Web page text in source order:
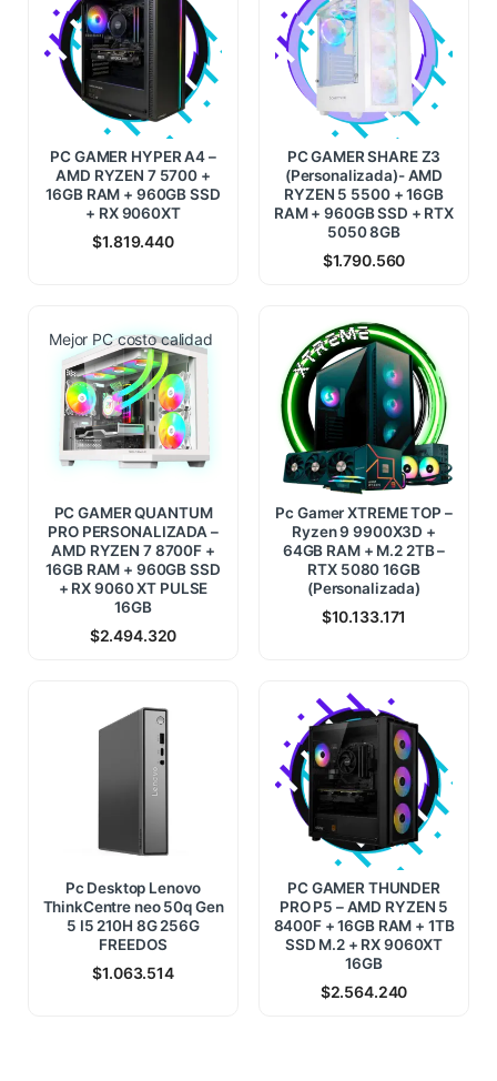
PC GAMER HYPER A4 –
AMD RYZEN 7 5700 +
16GB RAM + 960GB SSD
+ RX 9060XT
$1.819.440
PC GAMER SHARE Z3
(Personalizada)- AMD
RYZEN 5 5500 + 16GB
RAM + 960GB SSD + RTX
5050 8GB
$1.790.560
Mejor PC costo calidad
PC GAMER QUANTUM
PRO PERSONALIZADA –
AMD RYZEN 7 8700F +
16GB RAM + 960GB SSD
+ RX 9060 XT PULSE
16GB
$2.494.320
Pc Gamer XTREME TOP –
Ryzen 9 9900X3D +
64GB RAM + M.2 2TB –
RTX 5080 16GB
(Personalizada)
$10.133.171
Pc Desktop Lenovo
ThinkCentre neo 50q Gen
5 I5 210H 8G 256G
FREEDOS
$1.063.514
PC GAMER THUNDER
PRO P5 – AMD RYZEN 5
8400F + 16GB RAM + 1TB
SSD M.2 + RX 9060XT
16GB
$2.564.240